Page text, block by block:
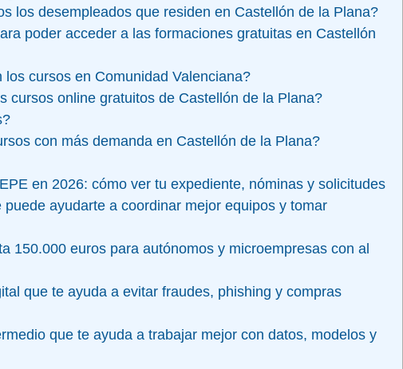
los desempleados que residen en Castellón de la Plana?
poder acceder a las formaciones gratuitas en Castellón
cursos en Comunidad Valenciana?
cursos online gratuitos de Castellón de la Plana?
con más demanda en Castellón de la Plana?
en 2026: cómo ver tu expediente, nóminas y solicitudes
ayudarte a coordinar mejor equipos y tomar
150.000 euros para autónomos y microempresas con al
que te ayuda a evitar fraudes, phishing y compras
que te ayuda a trabajar mejor con datos, modelos y